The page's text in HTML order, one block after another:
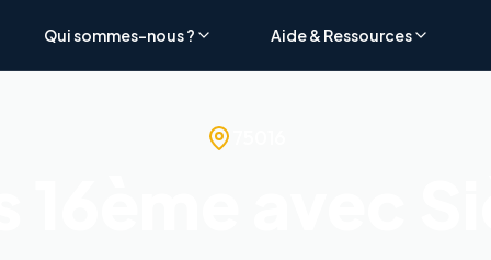
Qui sommes-nous ? Aide & Ressources